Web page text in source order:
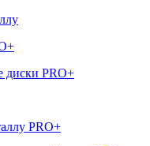
диски PRO+
PRO+